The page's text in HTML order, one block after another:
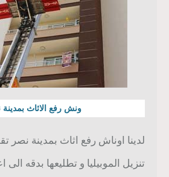
ونش رفع الاثاث بمدينة
لدينا اوناش رفع اثاث بمدينة نصر
تنزيل الموبيليا و تطليعها بدقه